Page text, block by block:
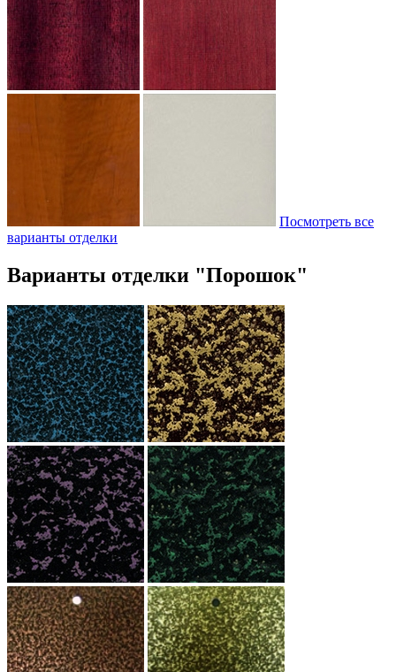
Посмотреть все
варианты отделки
Варианты отделки "Порошок"